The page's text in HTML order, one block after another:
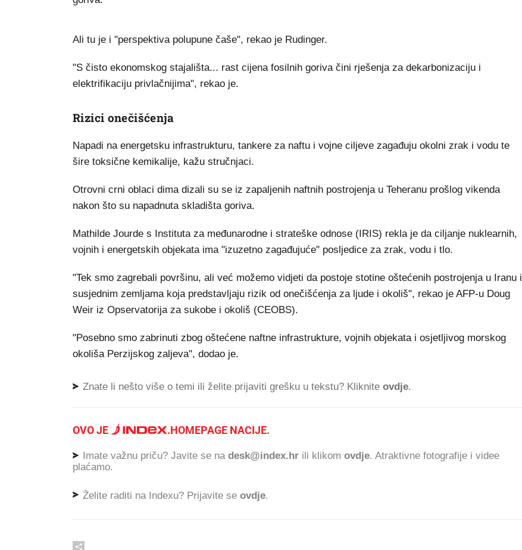
Ali tu je i "perspektiva polupune čaše", rekao je Rudinger.
"S čisto ekonomskog stajališta... rast cijena fosilnih goriva čini rješenja za dekarbonizaciju i
elektrifikaciju privlačnijima", rekao je.
Rizici onečišćenja
Napadi na energetsku infrastrukturu, tankere za naftu i vojne ciljeve zagađuju okolni zrak i vodu te
šire toksične kemikalije, kažu stručnjaci.
Otrovni crni oblaci dima dizali su se iz zapaljenih naftnih postrojenja u Teheranu prošlog vikenda
nakon što su napadnuta skladišta goriva.
Mathilde Jourde s Instituta za međunarodne i strateške odnose (IRIS) rekla je da ciljanje nuklearnih,
vojnih i energetskih objekata ima "izuzetno zagađujuće" posljedice za zrak, vodu i tlo.
"Tek smo zagrebali površinu, ali već možemo vidjeti da postoje stotine oštećenih postrojenja u Iranu i
susjednim zemljama koja predstavljaju rizik od onečišćenja za ljude i okoliš", rekao je AFP-u Doug
Weir iz Opservatorija za sukobe i okoliš (CEOBS).
"Posebno smo zabrinuti zbog oštećene naftne infrastrukture, vojnih objekata i osjetljivog morskog
okoliša Perzijskog zaljeva", dodao je.
Znate li nešto više o temi ili želite prijaviti grešku u tekstu? Kliknite ovdje.
OVO JE .HOMEPAGE NACIJE.
Imate važnu priču? Javite se na desk@index.hr ili klikom ovdje. Atraktivne fotografije i videe
plaćamo.
Želite raditi na Indexu? Prijavite se ovdje.